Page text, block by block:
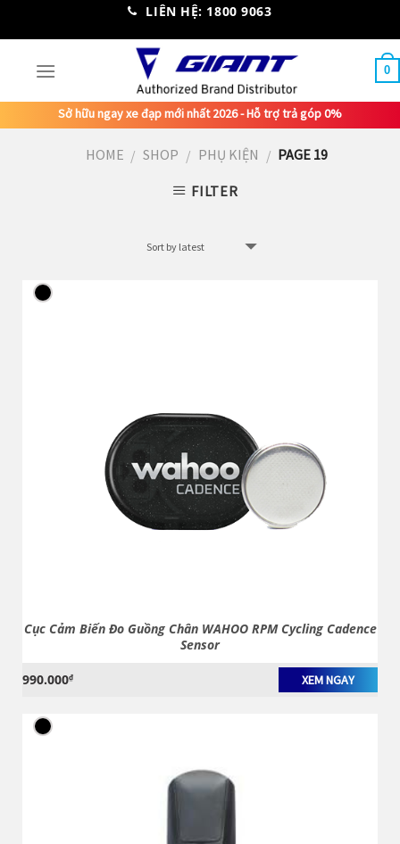
LIÊN HỆ: 1800 9063
0
Sở hữu ngay xe đạp mới nhất 2026 - Hỗ trợ trả góp 0%
HOME / SHOP / PHỤ KIỆN / PAGE 19
FILTER
Cục Cảm Biến Đo Guồng Chân WAHOO RPM Cycling Cadence
Sensor
990.000₫ XEM NGAY